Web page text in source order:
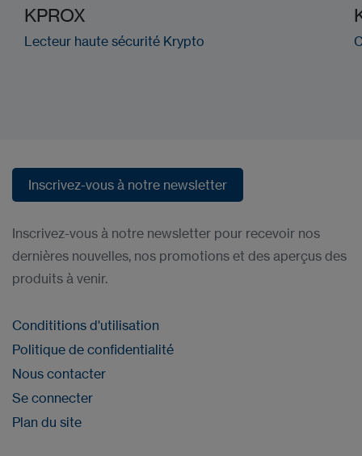
KPROX
Lecteur haute sécurité Krypto
Inscrivez-vous à notre newsletter
Inscrivez-vous à notre newsletter pour recevoir nos
dernières nouvelles, nos promotions et des aperçus des
produits à venir.
Condititions d'utilisation
Politique de confidentialité
Nous contacter
Se connecter
Plan du site